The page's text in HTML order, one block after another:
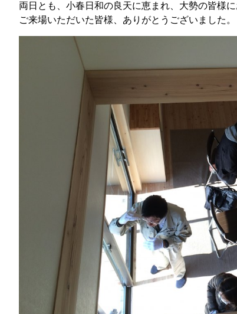
両日とも、小春日和の良天に恵まれ、大勢の皆様に
ご来場いただいた皆様、ありがとうございました。